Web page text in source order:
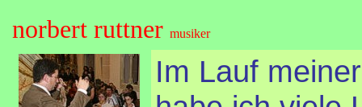
norbert ruttner musiker
Im Lauf